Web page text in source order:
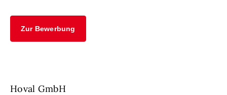
Zur Bewerbung
Hoval GmbH